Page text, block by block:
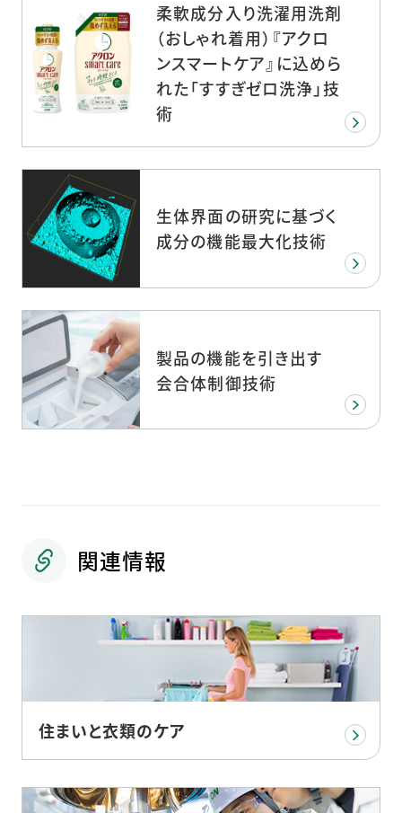
柔軟成分入り洗濯用洗剤
（おしゃれ着用）『アクロ
ンスマートケア』に込めら
れた「すすぎゼロ洗浄」技
術
生体界面の研究に基づく
成分の機能最大化技術
製品の機能を引き出す
会合体制御技術
関連情報
住まいと衣類のケア